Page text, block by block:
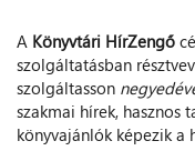
A Könyvtári HírZengő
szolgáltatásban
szolgáltasson
szakmai hírek, hasznos
könyvajánlók képezik a